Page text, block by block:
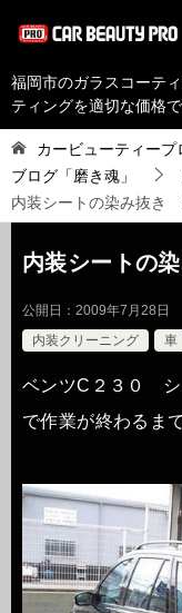
福岡市のガラスコーテ
ティングを適切な価格
カービューティープ
ブログ「磨き魂」
内装シートの染み抜き
内装シートの
公開日： 2009年7月28日
内装クリーニング
車
ベンツC２３０
で作業が終わるま